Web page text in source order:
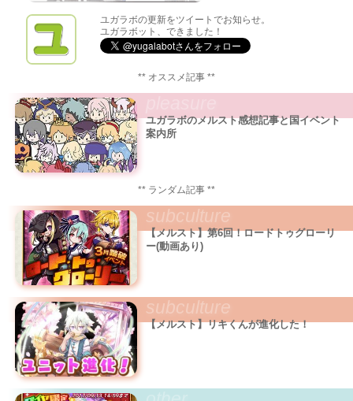
ユガラボの更新をツイートでお知らせ。
ユガラボット、できました！
** オススメ記事 **
ユガラボのメルスト感想記事と国イベント
案内所
** ランダム記事 **
subculture
【メルスト】第6回！ロードトゥグローリ
ー(動画あり)
subculture
【メルスト】リキくんが進化した！